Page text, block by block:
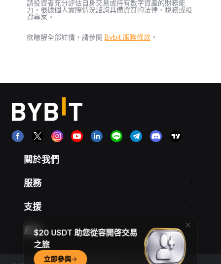
請投資者充分評估自身交易或持有數字資產的財務能
力，根據個人實際情況諮詢具備資質的法律、稅務或投
資專家。
欲瞭解全部詳情，請參閱 Bybit 服務條款 。
關於我們
服務
支援
產品$20 USDT 助您從容開啓交易
之旅
立即參與